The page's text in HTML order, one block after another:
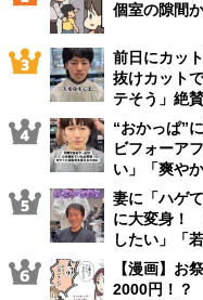
個室の隙間
前日にカッ
抜けカット
テそう」絶
“おかっぱ”
ビフォーア
い」「爽や
妻に「ハゲ
に大変身！
したい」「
【漫画】お
2000円！？